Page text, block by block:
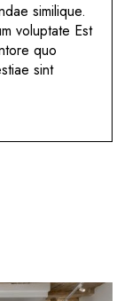
similique.
voluptate Est
quo
sint